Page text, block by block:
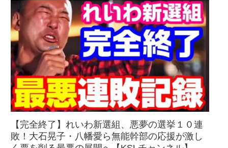
【完全終了】れいわ新選組、悪夢の選挙１０連
敗！大石晃子・八幡愛ら無能幹部の応援が激し